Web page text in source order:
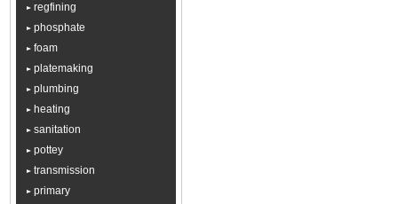
regfining
phosphate
foam
platemaking
plumbing
heating
sanitation
pottey
transmission
primary